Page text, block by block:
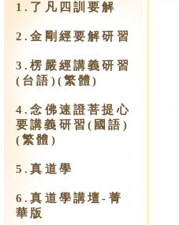
1.了凡四訓要解
2.金剛經要解研習
3.楞嚴經講義研習
(台語)(繁體)
4.念佛速證菩提心
要講義研習(國語)
(繁體)
5.真道學
6.真道學講壇-菁
華版